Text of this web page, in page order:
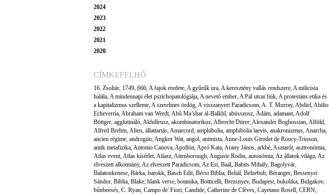
2024
2023
2022
2021
2020
CÍMKEFELHŐ
16. Zsoltár, 1749, 666,A fajok eredete,A gyűrűk ura,A keresztény vallás rendszere,A milicista
halála,A mindennapi élet pszichopatológiája,A nevető ember,A Pál utcai fiúk,A protestáns etika és
a kapitalizmus szelleme,A szerelmes ördög,A visszanyert Paradicsom,A. T. Murray,Abdiel,Abilio
Echeverría,Abraham van Werdt,Abû Ma’shar al-Balkhî, abüsszosz, Ádám, adamant,Adolf
Böttger, agglutináló,Akhilleusz, akombinatorikus,Albrecht Dürer,Alexander Boghossian,Alföld,
Alfred Brehm,Alien, állattartás,Amarcord, amphibolia, amphibolia laevis, anakronizmus,Anarcha,
ancien régime, androgün,Angkor Wat, angol, animista,Anne-Louis Girodet de Roucy-Trioson,
antik metafizika,Antonio Canova,Apollón,Apró Kata,Arany János, arkhé,Asztarót, asztronómia,
Atlas event,Atlas kísérlet,Atlasz,Attenborough,Auguste Rodin, autonómia,Az állatok világa,Az
elveszett alkotmány,Az elveszett Paradicsom,Az Est, Baál, Babits Mihály, Bagolyvár,
Balatonkenese, Bárka, barokk, Basch Edit, Bécsi Biblia, Beliál, Belzebub, Béranger, Bessenyei
Sándor, Biblia, Blake, blank verse, botanika, Botticelli, Brezsnyev, Budapest, bukolika, Bulgakov,
bűnbeesés, C. Ryan, Campo de' Fiori, Candide, Catherine de Clèves, Cayetano Rosell, CERN,